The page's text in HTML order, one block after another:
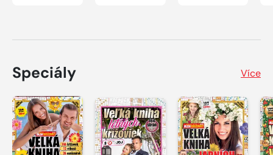
Speciály Více